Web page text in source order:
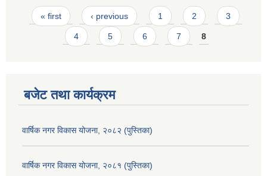
Pages
« first ‹ previous 1 2 3
4 5 6 7 8
बजेट तथा कार्यक्रम
वार्षिक नगर विकास योजना, २०८२ (पुस्तिका)
वार्षिक नगर विकास योजना, २०८१ (पुस्तिका)